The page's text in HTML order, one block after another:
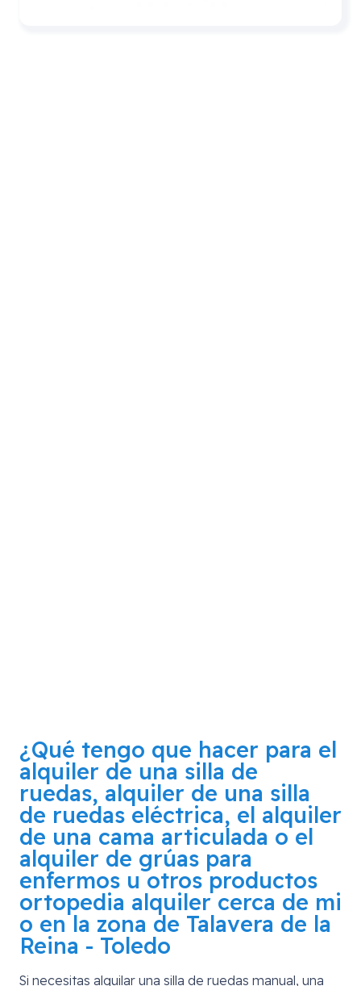
¿Qué tengo que hacer para el
alquiler de una silla de
ruedas, alquiler de una silla
de ruedas eléctrica, el alquiler
de una cama articulada o el
alquiler de grúas para
enfermos u otros productos
ortopedia alquiler cerca de mi
o en la zona de Talavera de la
Reina - Toledo
Si necesitas alquilar una silla de ruedas manual, una